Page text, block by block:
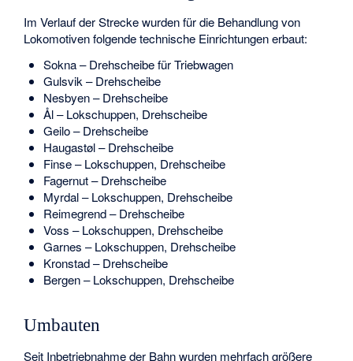
Im Verlauf der Strecke wurden für die Behandlung von
Lokomotiven folgende technische Einrichtungen erbaut:
Sokna – Drehscheibe für Triebwagen
Gulsvik – Drehscheibe
Nesbyen – Drehscheibe
Ål – Lokschuppen, Drehscheibe
Geilo – Drehscheibe
Haugastøl – Drehscheibe
Finse – Lokschuppen, Drehscheibe
Fagernut – Drehscheibe
Myrdal – Lokschuppen, Drehscheibe
Reimegrend – Drehscheibe
Voss – Lokschuppen, Drehscheibe
Garnes – Lokschuppen, Drehscheibe
Kronstad – Drehscheibe
Bergen – Lokschuppen, Drehscheibe
Umbauten
Seit Inbetriebnahme der Bahn wurden mehrfach größere